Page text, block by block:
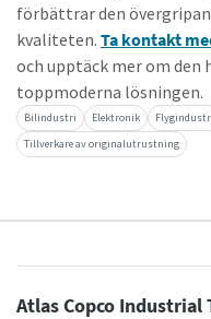
förbättrar den
kvaliteten. Ta kontakt
och upptäck mer om den
toppmoderna lösningen.
Bilindustri Elektronik
Tillverkare av originalutrustning
Atlas Copco Industrial